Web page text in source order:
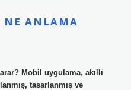
NE ANLAMA
Mobil uygulama, akıllı
tasarlanmış ve